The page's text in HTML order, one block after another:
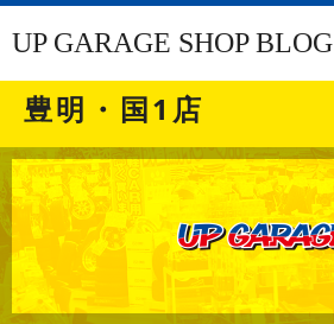
UP GARAGE SHOP BLOG
豊明・国1店